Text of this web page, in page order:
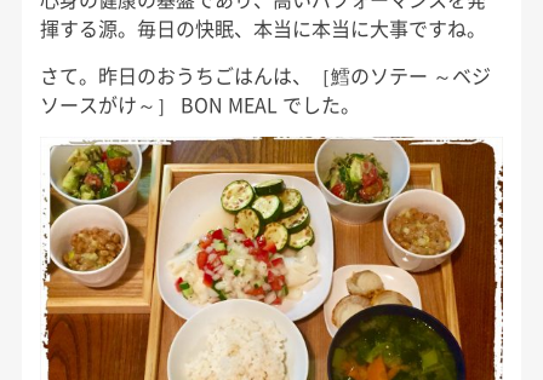
揮する源。毎日の快眠、本当に本当に大事ですね。
さて。昨日のおうちごはんは、［鱈のソテー ～ベジ
ソースがけ～］ BON MEAL でした。